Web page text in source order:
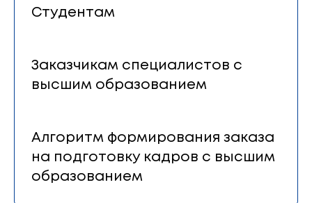
Студентам
Заказчикам специалистов с
высшим образованием
Алгоритм формирования заказа
на подготовку кадров с высшим
образованием